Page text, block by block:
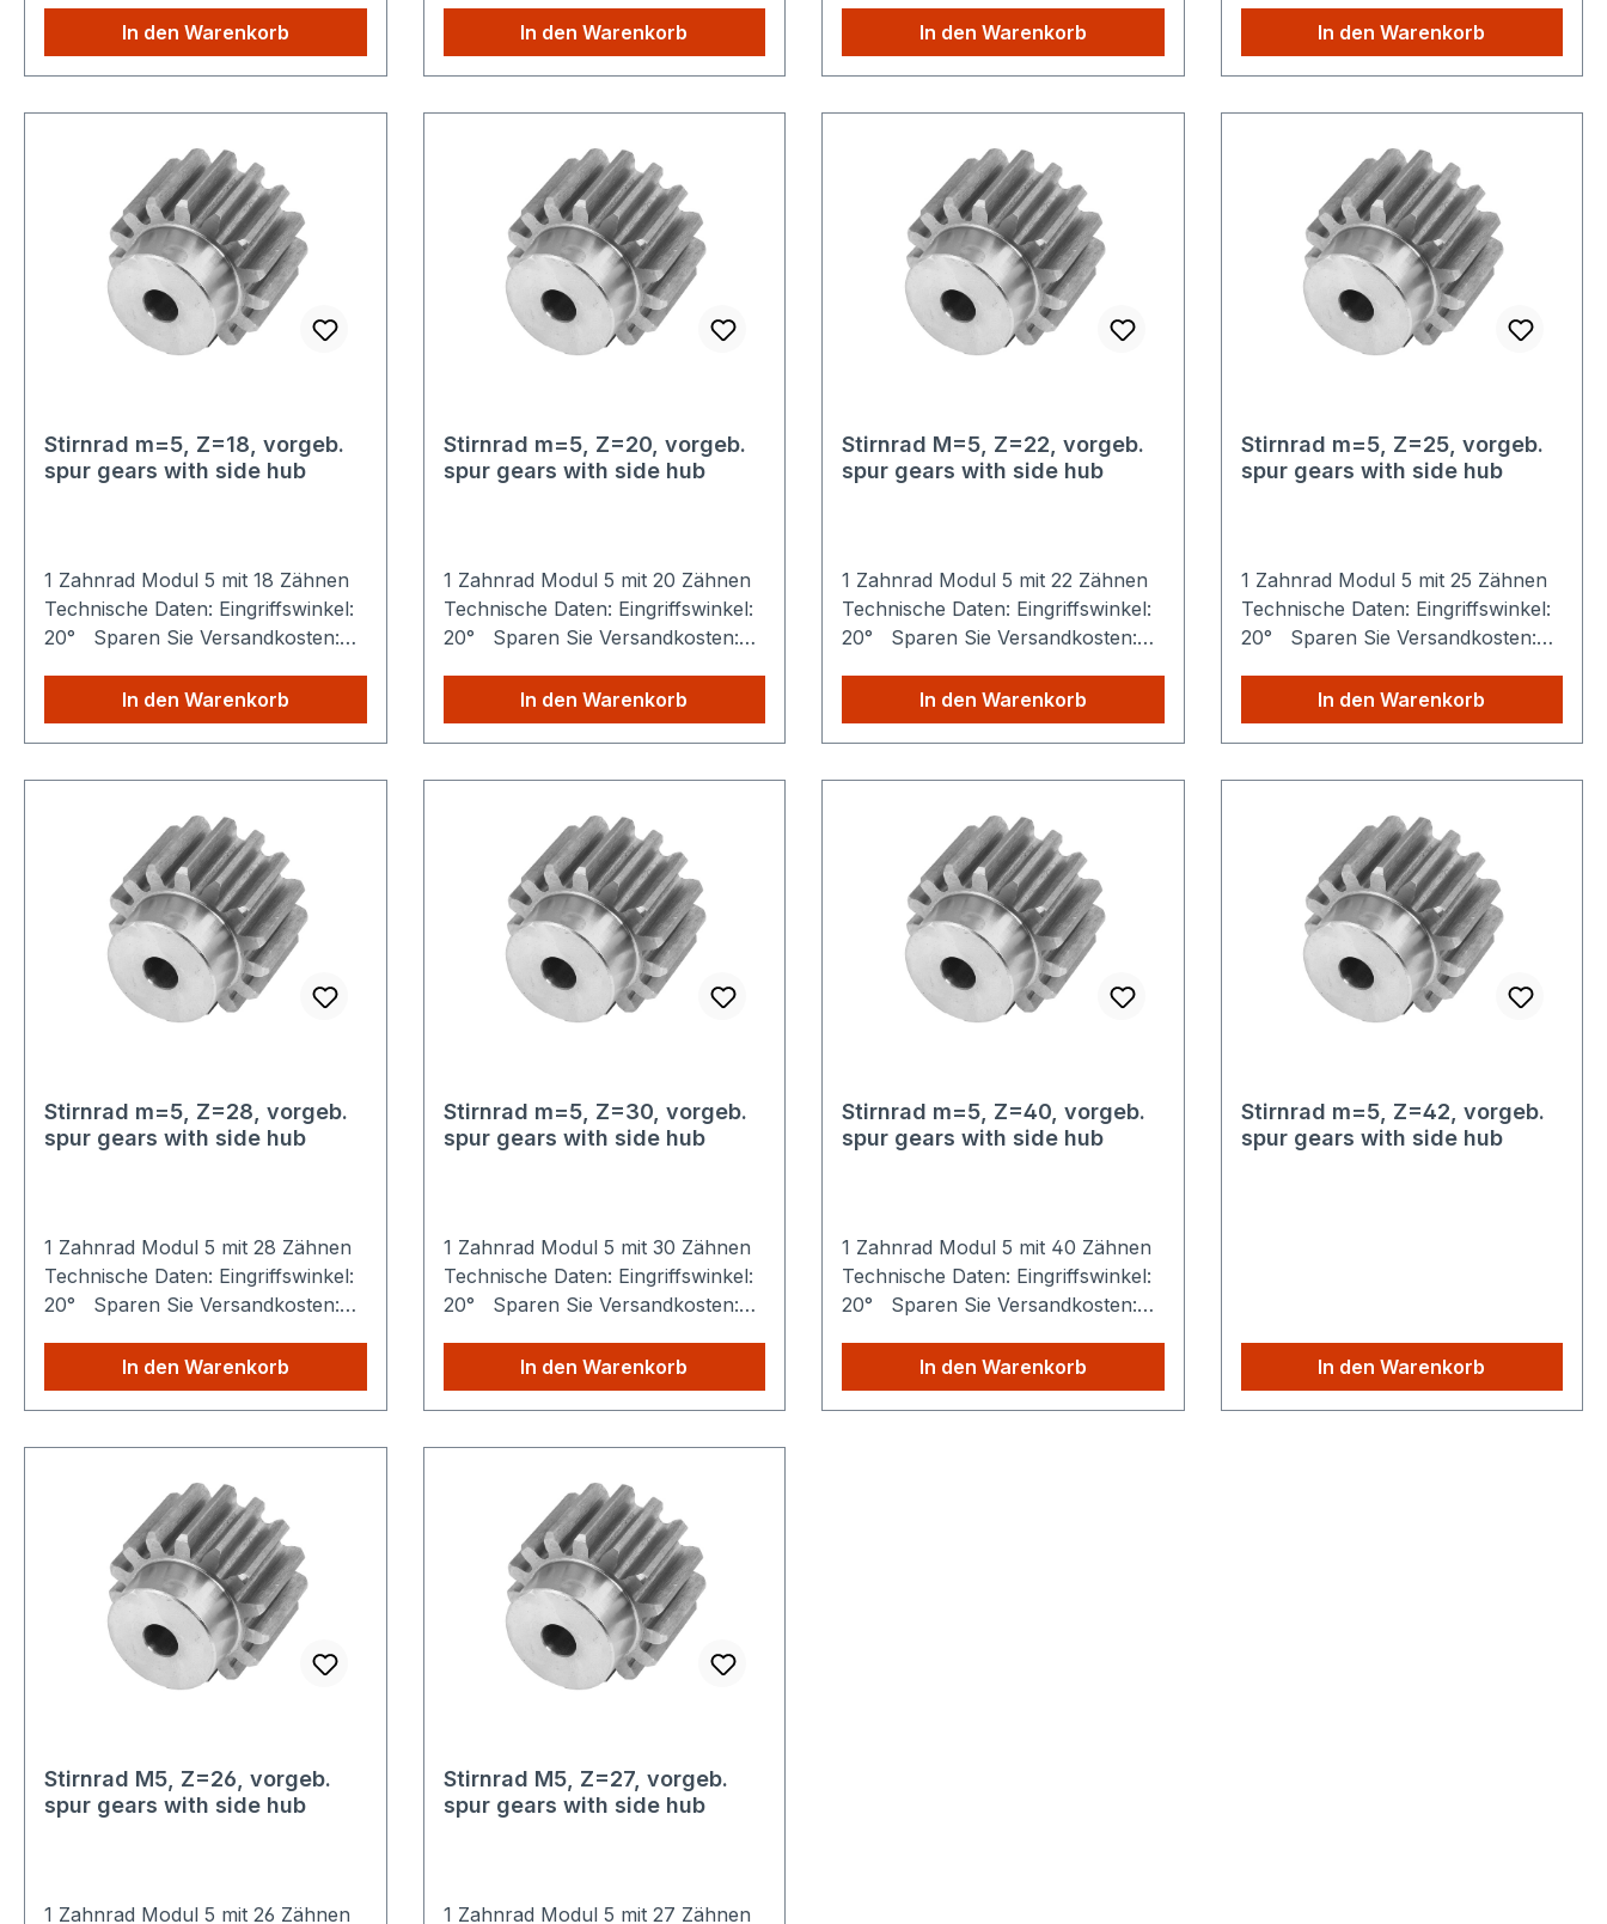
unserem Shop kaufen, Sie zahlen
nur einmalig die höheren
In den Warenkorb
unserem Shop kaufen, Sie zahlen
nur einmalig die höheren
In den Warenkorb
unserem Shop kaufen, Sie zahlen
nur einmalig die höheren
In den Warenkorb
unserem Shop kaufen, Sie zahlen
nur einmalig die höheren
In den Warenkorb
Stirnrad m=5, Z=18, vorgeb.
spur gears with side hub
1 Zahnrad Modul 5 mit 18 Zähnen
Technische Daten: Eingriffswinkel:
20° Sparen Sie Versandkosten:
unserem Shop kaufen, Sie zahlen
nur einmalig die höheren
In den Warenkorb
Stirnrad m=5, Z=20, vorgeb.
spur gears with side hub
1 Zahnrad Modul 5 mit 20 Zähnen
Technische Daten: Eingriffswinkel:
20° Sparen Sie Versandkosten:
unserem Shop kaufen, Sie zahlen
nur einmalig die höheren
In den Warenkorb
Stirnrad M=5, Z=22, vorgeb.
spur gears with side hub
1 Zahnrad Modul 5 mit 22 Zähnen
Technische Daten: Eingriffswinkel:
20° Sparen Sie Versandkosten:
unserem Shop kaufen, Sie zahlen
nur einmalig die höheren
In den Warenkorb
Stirnrad m=5, Z=25, vorgeb.
spur gears with side hub
1 Zahnrad Modul 5 mit 25 Zähnen
Technische Daten: Eingriffswinkel:
20° Sparen Sie Versandkosten:
unserem Shop kaufen, Sie zahlen
nur einmalig die höheren
In den Warenkorb
Stirnrad m=5, Z=28, vorgeb.
spur gears with side hub
1 Zahnrad Modul 5 mit 28 Zähnen
Technische Daten: Eingriffswinkel:
20° Sparen Sie Versandkosten:
unserem Shop kaufen, Sie zahlen
nur einmalig die höheren
In den Warenkorb
Stirnrad m=5, Z=30, vorgeb.
spur gears with side hub
1 Zahnrad Modul 5 mit 30 Zähnen
Technische Daten: Eingriffswinkel:
20° Sparen Sie Versandkosten:
unserem Shop kaufen, Sie zahlen
nur einmalig die höheren
In den Warenkorb
Stirnrad m=5, Z=40, vorgeb.
spur gears with side hub
1 Zahnrad Modul 5 mit 40 Zähnen
Technische Daten: Eingriffswinkel:
20° Sparen Sie Versandkosten:
unserem Shop kaufen, Sie zahlen
nur einmalig die höheren
In den Warenkorb
Stirnrad m=5, Z=42, vorgeb.
spur gears with side hub
In den Warenkorb
Stirnrad M5, Z=26, vorgeb.
spur gears with side hub
1 Zahnrad Modul 5 mit 26 Zähnen
Stirnrad M5, Z=27, vorgeb.
spur gears with side hub
1 Zahnrad Modul 5 mit 27 Zähnen